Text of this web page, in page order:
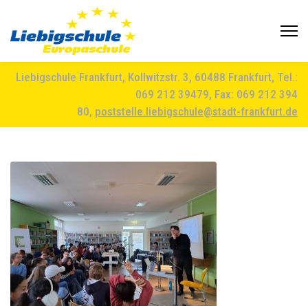
Liebigschule Frankfurt, Kollwitzstr. 3, 60488 Frankfurt, Tel.:
069 212 39479, Fax: 069 212 394
80, poststelle.liebigschule@stadt-frankfurt.de